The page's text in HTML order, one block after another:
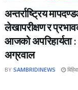
अन्तर्राष्ट्रिय
लेखापरीक्षण र
आजको अपरिहार्यता :
अग्रवाल
BY SAMBRIDINEWS